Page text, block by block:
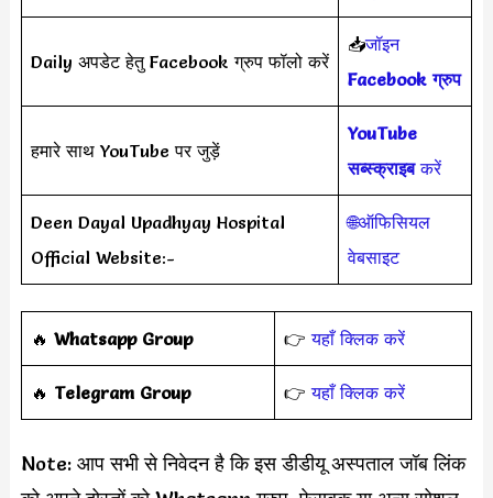
Daily अपडेट हेतु Facebook ग्रुप फॉलो करें
📥जॉइन
Facebook ग्रुप
हमारे साथ YouTube पर जुड़ें
YouTube
सब्स्क्राइबकरें
Deen Dayal Upadhyay Hospital
Official Website:-
🌐ऑफिसियल
वेबसाइट
‎️‍🔥 Whatsapp Group 👉यहाँ क्लिक करें
‎️‍🔥 Telegram Group 👉यहाँ क्लिक करें
Note: आप सभी से निवेदन है कि इस डीडीयू अस्पताल जॉब लिंक